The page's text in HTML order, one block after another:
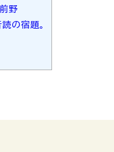
野
の宿題。